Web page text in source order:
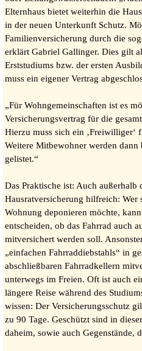
Elternhaus bietet weiterhin die
in der neuen Unterkunft Schutz.
Familienversicherung durch die
erklärt Gabriel Gallinger. Dies gilt
Erststudiums bzw. der ersten
muss ein eigener Vertrag
„Für Wohngemeinschaften ist es
Versicherungsvertrag für die
Hierzu muss sich ein ‚Freiwilliger‘
Weitere Mitbewohner werden dann
gelistet.“
Das Praktische ist: Auch außerhalb
Hausratversicherung hilfreich: Wer
Wohnung deponieren möchte,
entscheiden, ob das Fahrrad auch
mitversichert werden soll.
„einfachen Fahrraddiebstahls“ in
abschließbaren Fahrradkellern
unterwegs im Freien. Oft ist auch
längere Reise während des
wissen: Der Versicherungsschutz
zu 90 Tage. Geschützt sind in
daheim, sowie auch Gegenstände,